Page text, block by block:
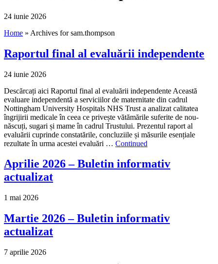
24 iunie 2026
Home » Archives for sam.thompson
Raportul final al evaluării independente
24 iunie 2026
Descărcați aici Raportul final al evaluării independente Această
evaluare independentă a serviciilor de maternitate din cadrul
Nottingham University Hospitals NHS Trust a analizat calitatea
îngrijirii medicale în ceea ce privește vătămările suferite de nou-
născuți, sugari și mame în cadrul Trustului. Prezentul raport al
evaluării cuprinde constatările, concluziile și măsurile esențiale
rezultate în urma acestei evaluări … Continued
Aprilie 2026 – Buletin informativ
actualizat
1 mai 2026
Martie 2026 – Buletin informativ
actualizat
7 aprilie 2026